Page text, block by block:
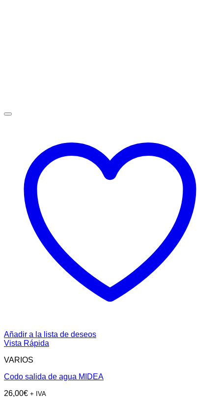
Añadir a la lista de deseos
Vista Rápida
VARIOS
Codo salida de agua MIDEA
26,00€ + IVA